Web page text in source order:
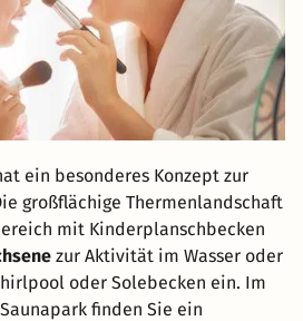
ein besonderes Konzept zur
großflächige Thermenlandschaft
mit Kinderplanschbecken
zur Aktivität im Wasser oder
oder Solebecken ein. Im
finden Sie ein